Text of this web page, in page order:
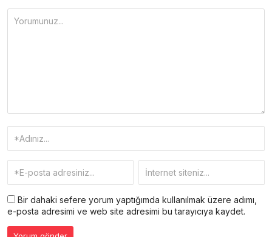
Bir dahaki sefere yorum yaptığımda kullanılmak üzere adımı,
e-posta adresimi ve web site adresimi bu tarayıcıya kaydet.